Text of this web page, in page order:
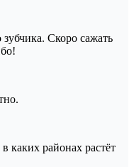
Скоро сажать
каких районах растёт